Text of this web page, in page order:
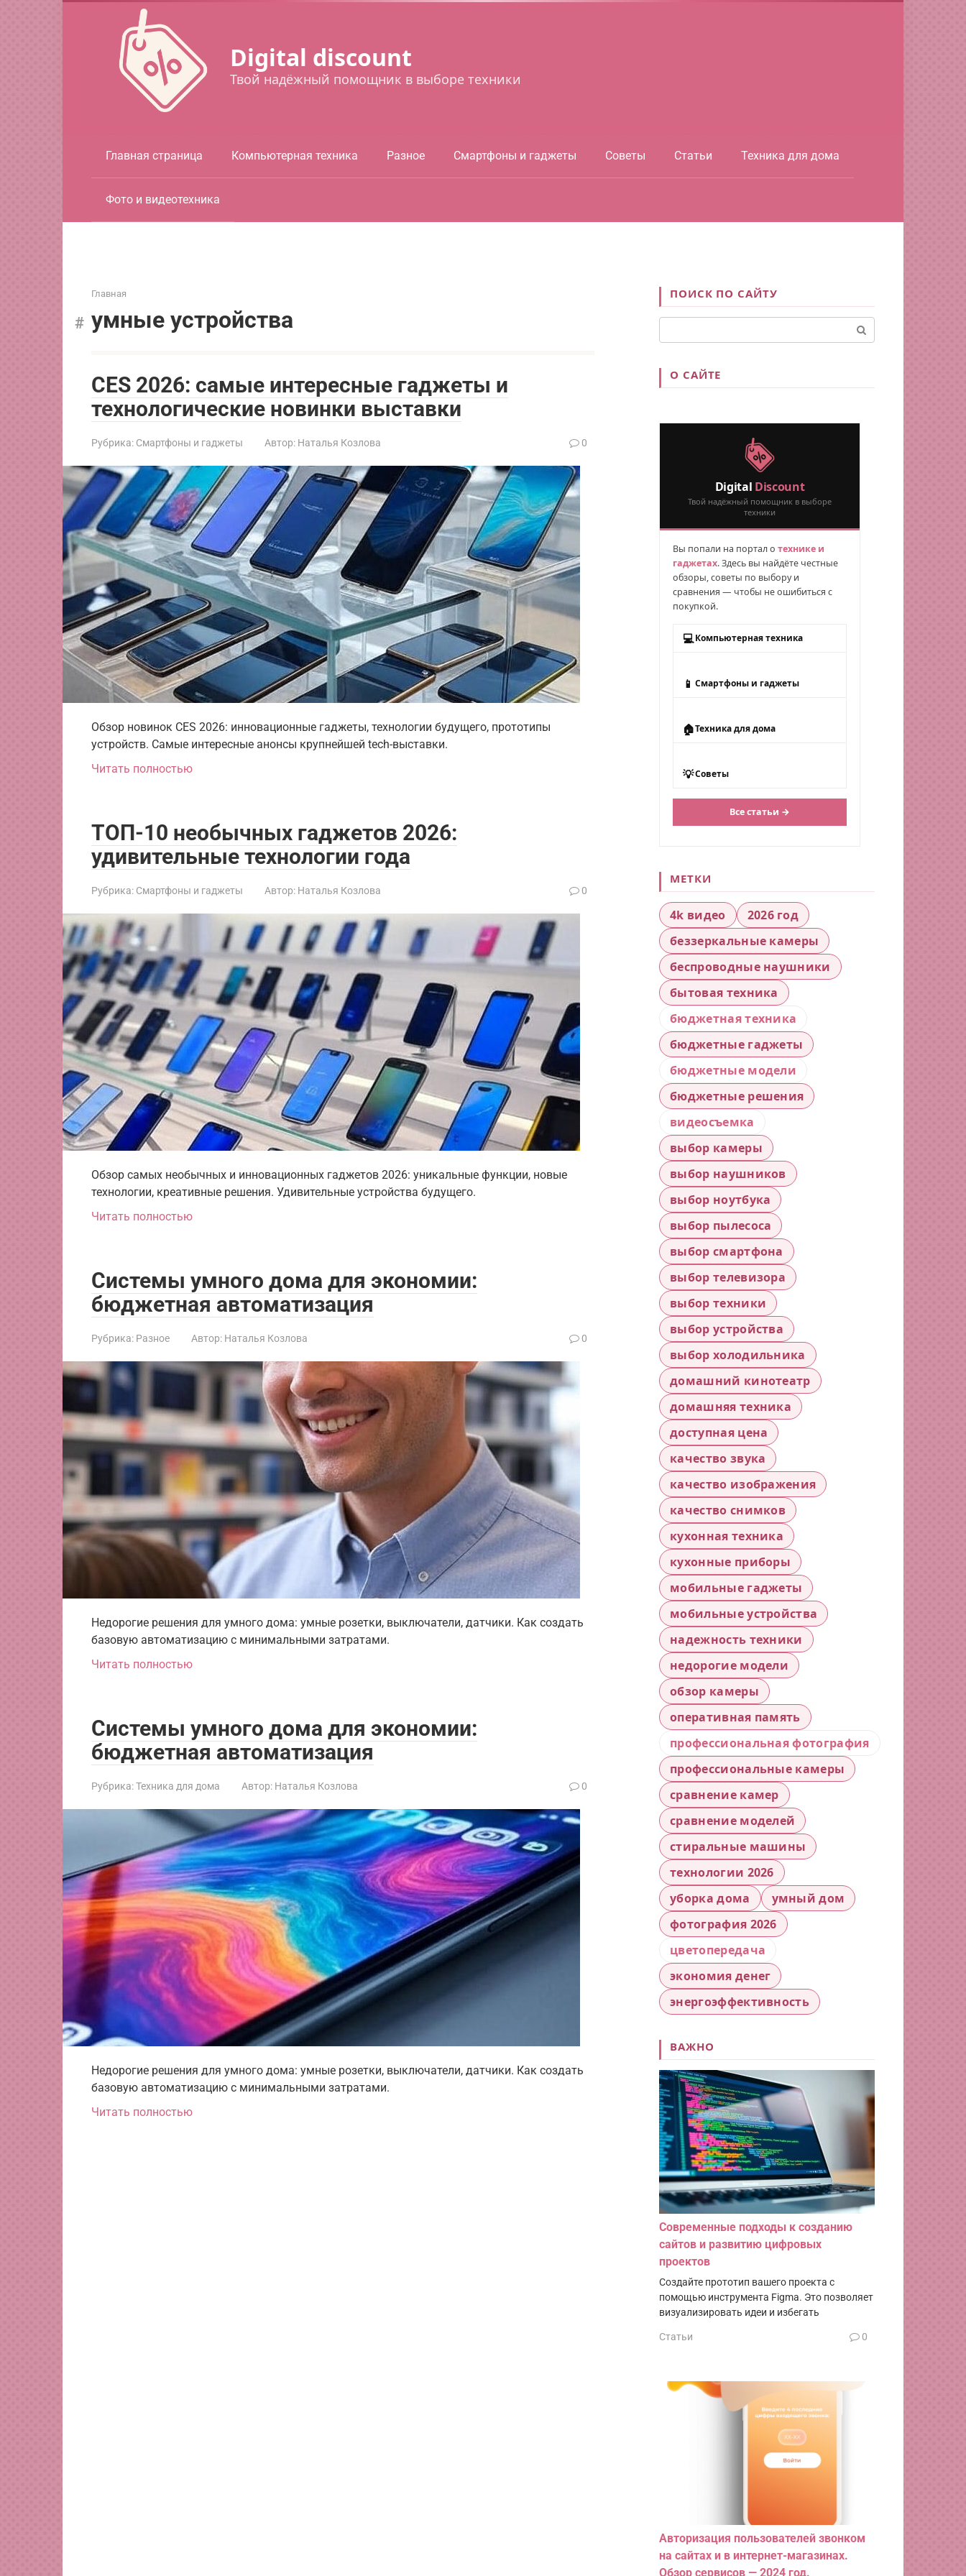
Digital discount
Твой надёжный помощник в выборе техники
Главная страница Компьютерная техника Разное Смартфоны и гаджеты Советы Статьи Техника для дома
Фото и видеотехника
Главная
умные устройства
CES 2026: самые интересные гаджеты и
технологические новинки выставки
Рубрика: Смартфоны и гаджеты Автор: Наталья Козлова 0
Обзор новинок CES 2026: инновационные гаджеты, технологии будущего, прототипы
устройств. Самые интересные анонсы крупнейшей tech-выставки.
Читать полностью
ТОП-10 необычных гаджетов 2026:
удивительные технологии года
Рубрика: Смартфоны и гаджеты Автор: Наталья Козлова 0
Обзор самых необычных и инновационных гаджетов 2026: уникальные функции, новые
технологии, креативные решения. Удивительные устройства будущего.
Читать полностью
Системы умного дома для экономии:
бюджетная автоматизация
Рубрика: Разное Автор: Наталья Козлова 0
Недорогие решения для умного дома: умные розетки, выключатели, датчики. Как создать
базовую автоматизацию с минимальными затратами.
Читать полностью
Системы умного дома для экономии:
бюджетная автоматизация
Рубрика:Техника для дома Автор: Наталья Козлова 0
Недорогие решения для умного дома: умные розетки, выключатели, датчики. Как создать
базовую автоматизацию с минимальными затратами.
Читать полностью
ПОИСК ПО САЙТУ
О САЙТЕ
Digital Discount
Твой надёжный помощник в выборе
техники
Вы попали на портал о технике и
гаджетах. Здесь вы найдёте честные
обзоры, советы по выбору и
сравнения — чтобы не ошибиться с
покупкой.
💻 Компьютерная техника
📱 Смартфоны и гаджеты
🏠Техника для дома
💡Советы
Все статьи →
МЕТКИ
4k видео
2026 год
беззеркальные камеры
беспроводные наушники
бытовая техника
бюджетная техника
бюджетные гаджеты
бюджетные модели
бюджетные решения
видеосъемка
выбор камеры
выбор наушников
выбор ноутбука
выбор пылесоса
выбор смартфона
выбор телевизора
выбор техники
выбор устройства
выбор холодильника
домашний кинотеатр
домашняя техника
доступная цена
качество звука
качество изображения
качество снимков
кухонная техника
кухонные приборы
мобильные гаджеты
мобильные устройства
надежность техники
недорогие модели
обзор камеры
оперативная память
профессиональная фотография
профессиональные камеры
сравнение камер
сравнение моделей
стиральные машины
технологии 2026
уборка дома
умный дом
фотография 2026
цветопередача
экономия денег
энергоэффективность
ВАЖНО
Современные подходы к созданию
сайтов и развитию цифровых
проектов
Создайте прототип вашего проекта с
помощью инструмента Figma. Это позволяет
визуализировать идеи и избегать
Статьи 0
Авторизация пользователей звонком
на сайтах и в интернет-магазинах.
Обзор сервисов — 2024 год.